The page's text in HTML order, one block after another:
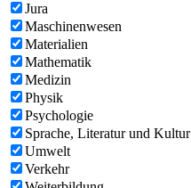
Jura
Maschinenwesen
Materialien
Mathematik
Medizin
Physik
Psychologie
Sprache, Literatur und Kultur
Umwelt
Verkehr